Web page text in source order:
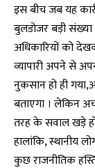
इस बीच जब यह
बुलडोजर बड़ी
अधिकारियों को
व्यापारी अपने से
नुकसान हो ही
बताएगा । लेकिन
तरह के सवाल खड़े
हालांकि, स्थानीय
कुछ राजनीतिक